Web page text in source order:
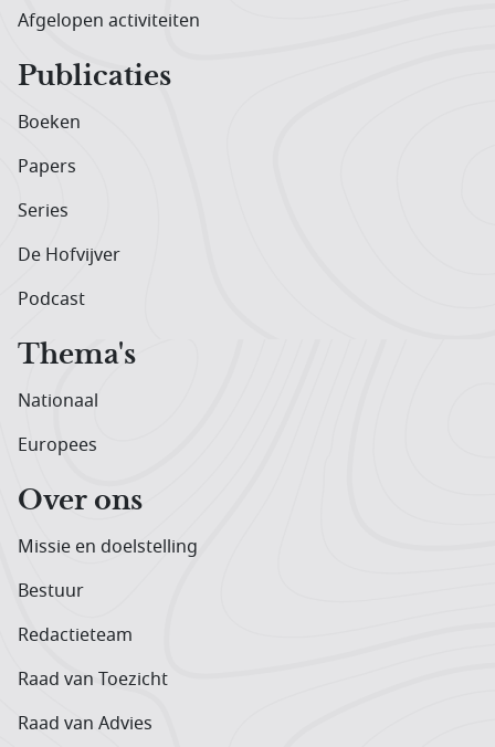
Afgelopen activiteiten
Publicaties
Boeken
Papers
Series
De Hofvijver
Podcast
Thema's
Nationaal
Europees
Over ons
Missie en doelstelling
Bestuur
Redactieteam
Raad van Toezicht
Raad van Advies